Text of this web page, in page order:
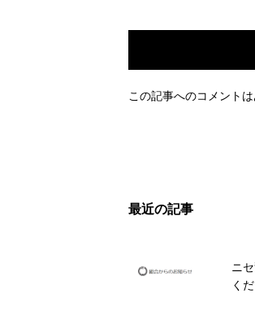
この記事へのコメント
最近の記事
ニ
く